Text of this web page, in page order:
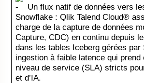
Un flux natif de données vers
Snowflake : Qlik Talend Cloud®
charge de la capture de données
Capture, CDC) en continu depuis
dans les tables Iceberg gérées
ingestion à faible latence qui
niveau de service (SLA) stricts
et d’IA.